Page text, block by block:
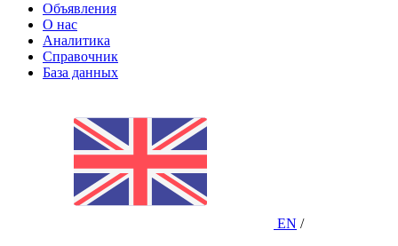
Объявления
О нас
Аналитика
Справочник
База данных
EN /